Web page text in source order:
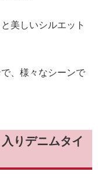
美しいシルエット
、様々なシーンで
りデニムタイ